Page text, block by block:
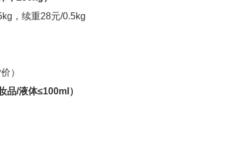
，续重28元/0.5kg
）
品/液体≤100ml）